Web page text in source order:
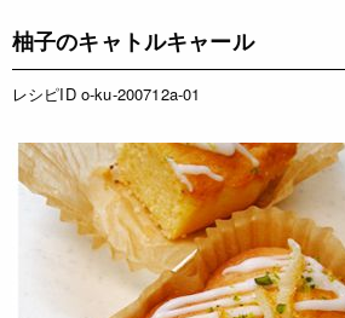
柚子のキャトルキャール
レシピID o-ku-200712a-01